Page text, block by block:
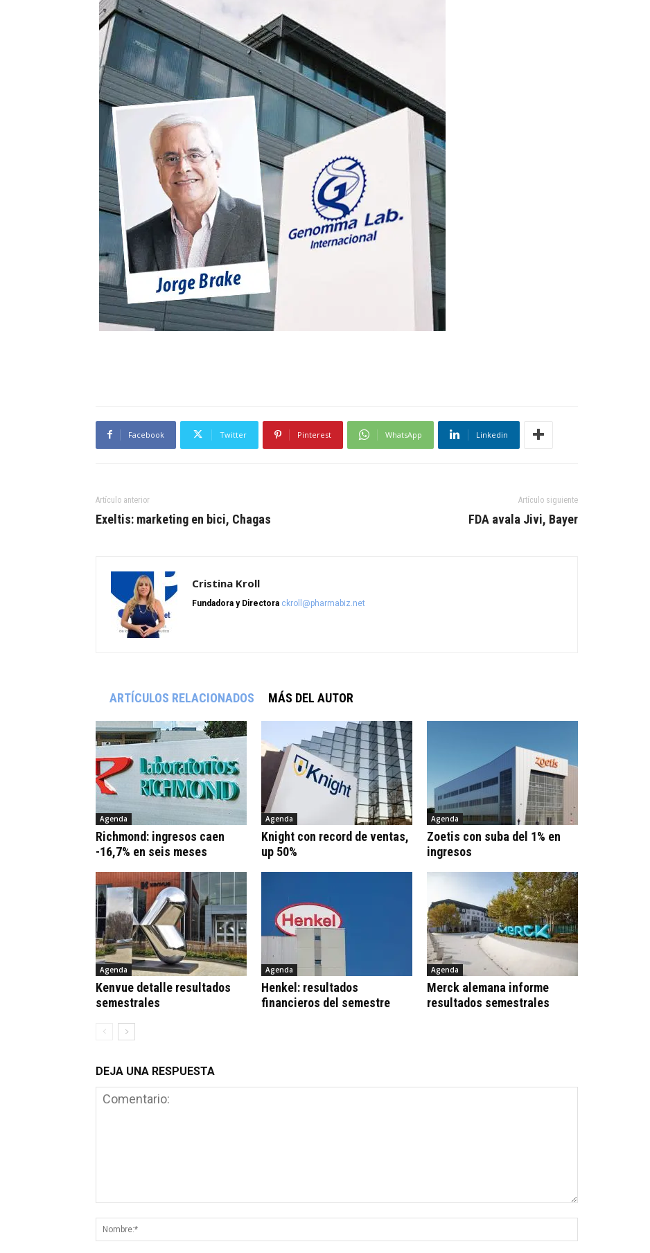
Facebook Twitter Pinterest WhatsApp Linkedin
Artículo anterior
Exeltis: marketing en bici, Chagas
Artículo siguiente
FDA avala Jivi, Bayer
Cristina Kroll
Fundadora y Directora ckroll@pharmabiz.net
ARTÍCULOS RELACIONADOS MÁS DEL AUTOR
Agenda
Richmond: ingresos caen
-16,7% en seis meses
Agenda
Knight con record de ventas,
up 50%
Agenda
Zoetis con suba del 1% en
ingresos
Agenda
Kenvue detalle resultados
semestrales
Agenda
Henkel: resultados
financieros del semestre
Agenda
Merck alemana informe
resultados semestrales
DEJA UNA RESPUESTA